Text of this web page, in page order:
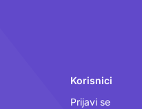
Korisnici
Prijavi se